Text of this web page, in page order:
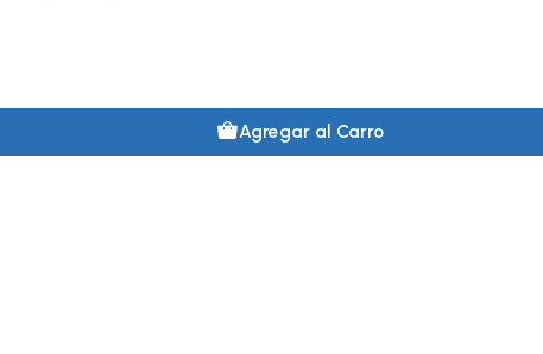
Agregar al Carro